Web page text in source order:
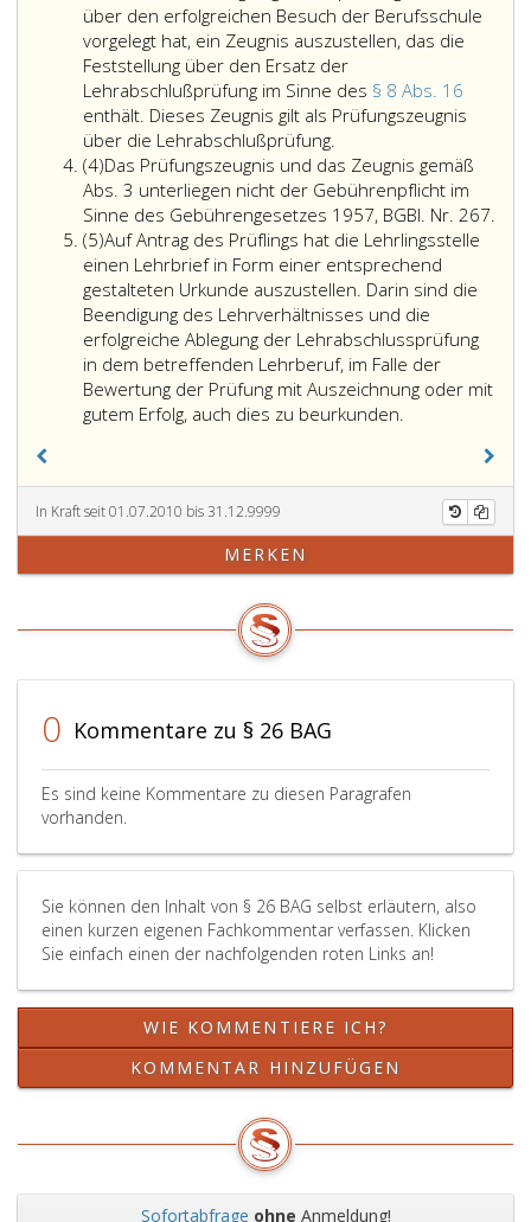
über den erfolgreichen Besuch der Berufsschule
vorgelegt hat, ein Zeugnis auszustellen, das die
Feststellung über den Ersatz der
Lehrabschlußprüfung im Sinne des § 8 Abs. 16
enthält. Dieses Zeugnis gilt als Prüfungszeugnis
über die Lehrabschlußprüfung.
Falle
des
Paragraph
8,
Absatz
16,
hat
die
Lehrlingsstelle
dem
Prüfling,
nach
der
festgesetzten
die
erfolgreiche
Ablegung
für
Lehrberuf
festgelegten
Teilprüfungen
und
über
den
erfolgreichen
Besuch
ein
(4)Absatz
4
Das Prüfungszeugnis und das Zeugnis gemäß
Abs. 3 unterliegen nicht der Gebührenpflicht im
Sinne des Gebührengesetzes 1957, BGBl. Nr. 267.
Nr.
(5)Absatz
5
Auf Antrag des Prüflings hat die Lehrlingsstelle
einen Lehrbrief in Form einer entsprechend
gestalteten Urkunde auszustellen. Darin sind die
Beendigung des Lehrverhältnisses und die
erfolgreiche Ablegung der Lehrabschlussprüfung
in dem betreffenden Lehrberuf, im Falle der
Bewertung der Prüfung mit Auszeichnung oder mit
gutem Erfolg, auch dies zu beurkunden.
In Kraft seit 01.07.2010 bis 31.12.9999
MERKEN
0 Kommentare zu § 26 BAG
Es sind keine Kommentare zu diesen Paragrafen
vorhanden.
Sie können den Inhalt von § 26 BAG selbst erläutern, also
einen kurzen eigenen Fachkommentar verfassen. Klicken
Sie einfach einen der nachfolgenden roten Links an!
WIE KOMMENTIERE ICH?
KOMMENTAR HINZUFÜGEN
Sofortabfrage ohne Anmeldung!